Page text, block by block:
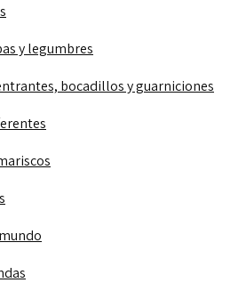
y legumbres
bocadillos y guarniciones